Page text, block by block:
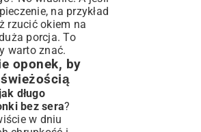
na przykład
rzucić okiem na
porcja. To
warto znać.
oponek, by
świeżością
jak długo
bez sera?
w dniu